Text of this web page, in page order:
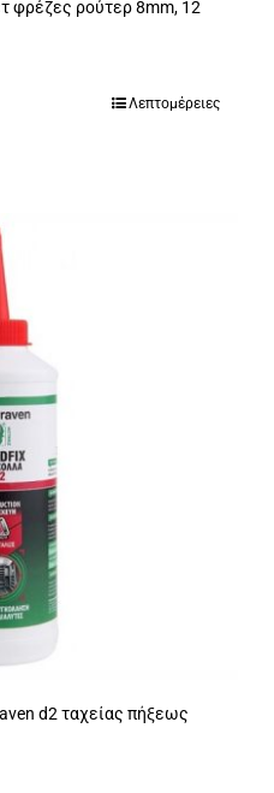
φρέζες ρούτερ 8mm, 12
Λεπτομέρειες
d2 ταχείας πήξεως